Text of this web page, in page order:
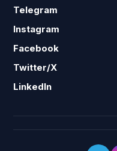
Telegram
Instagram
Facebook
Twitter/X
LinkedIn